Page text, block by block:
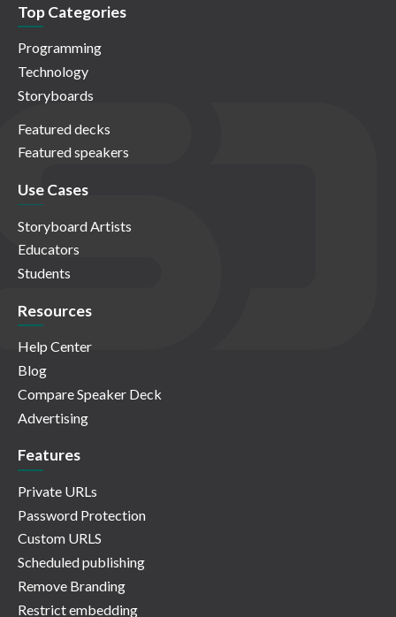
Top Categories
Programming
Technology
Storyboards
Featured decks
Featured speakers
Use Cases
Storyboard Artists
Educators
Students
Resources
Help Center
Blog
Compare Speaker Deck
Advertising
Features
Private URLs
Password Protection
Custom URLS
Scheduled publishing
Remove Branding
Restrict embedding